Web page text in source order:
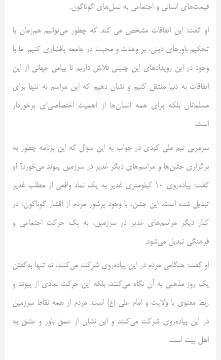
قیمت‌های انسانی و اجتماعی به نسل‌های گوناگون.
او گفت: این اتفاقات مشخص می کند که چطور می‌توانیم هم‌زمان با
تحکیم باورهای دینی، بر وحدت و محبت در جامعه پافشاری کنیم. ما با
وجود در این رویدادهای این چنینی تلاش داریم تا پیامی جهانی از این
اتفاقات به دنیا منتقل کنیم و نشان دهیم که این مراسم نه تنها برای
مسلمانان بلکه برای همه انسان‌ها از اهمیت اختصاصی‌ای برخوردار
است.
سرمربی تیم ملی کبدی در جواب به این سوال که این برنامه چطور به
برگزاری جشن‌ها و مراسم‌های دیگر غدیر در سرزمین پیوند می‌خورد؟ او
گفت: پیاده‌روی ۱۰ کیلومتری غدیر به یک نماد واقعی از مطلب غدیر
تبدیل شده است. این جشن، با وجود پرشور مردم از اقشار گوناگون، در
کنار دیگر مراسم‌های غدیر در سرزمین، به یک حرکت اجتماعی و
فرهنگی تبدیل می‌شود.
او گفت: هنگامی مردم در این پیاده‌روی شرکت می‌کنند، نه تنها به‌گفتن
یک روز مذهبی به آن نگاه می‌کنند، بلکه این حرکت نمادی از پیوند و
ربط معنوی با ولایت و امام علی (ع) است. مردم از همه نقاط سرزمین
در این پیاده‌روی شرکت می‌کنند و این نشان از عمق باور و عشق به
اهل بیت است.